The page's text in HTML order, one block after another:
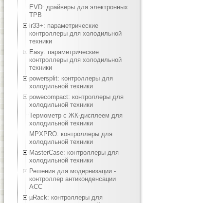
EVD: драйверы для электронных
ТРВ
ir33+: параметрические
контроллеры для холодильной
техники
Easy: параметрические
контроллеры для холодильной
техники
powersplit: контроллеры для
холодильной техники
powecompact: контроллеры для
холодильной техники
Термометр с ЖК-дисплеем для
холодильной техники
MPXPRO: контроллеры для
холодильной техники
MasterCase: контроллеры для
холодильной техники
Решения для модернизации -
контроллер антиконденсации
ACC
µRack: контроллеры для